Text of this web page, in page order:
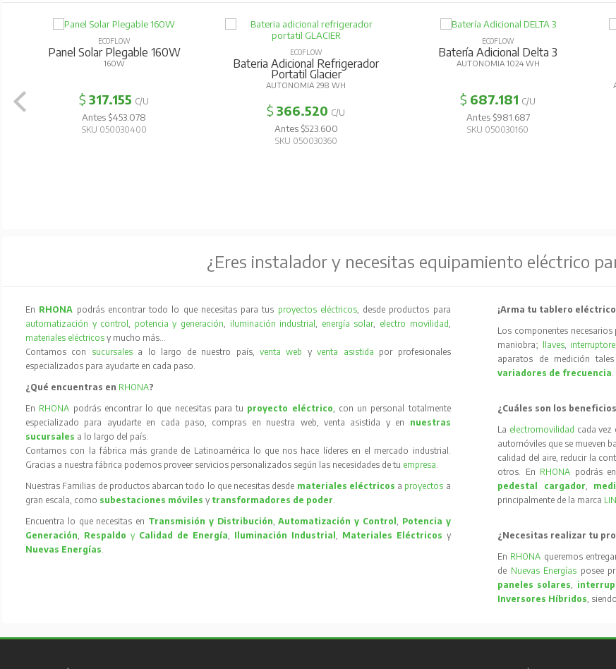
ECOFLOW
Panel Solar Plegable 160W
160W
$317.155 C/U
Antes $453.078
SKU 050030400
ECOFLOW
Bateria Adicional Refrigerador
Portatil Glacier
AUTONOMIA 298 WH
$366.520 C/U
Antes $523.600
SKU 050030360
ECOFLOW
Batería Adicional Delta 3
AUTONOMIA 1024 WH
$ 687.181 C/U
Antes $981.687
SKU 050030160
¿Eres instalador y necesitas equipamiento eléctrico
En RHONA podrás encontrar todo lo que necesitas para tus proyectos eléctricos, desde productos para
automatización y control, potencia y generación, iluminación industrial, energía solar, electro movilidad,
materiales eléctricos y mucho más…
Contamos con sucursales a lo largo de nuestro país, venta web yventa asistida por profesionales
especializados para ayudarte en cada paso.
¿Qué encuentras en RHONA?
En RHONA podrás encontrar lo que necesitas para tu proyecto eléctrico, con un personal totalmente
especializado para ayudarte en cada paso, compras en nuestra web, venta asistida y en nuestras
sucursales a lo largo del país.
Contamos con la fábrica más grande de Latinoamérica lo que nos hace líderes en el mercado industrial.
Gracias a nuestra fábrica podemos proveer servicios personalizados según las necesidades de tu empresa.
Nuestras Familias de productos abarcan todo lo que necesitas desde materiales eléctricos a proyectos a
gran escala, como subestaciones móvilesy transformadores de poder.
Encuentra lo que necesitas en Transmisión y Distribución,Automatización y Control, Potencia y
Generación, Respaldo y Calidad de Energía, Iluminación Industrial , Materiales Eléctricos y
Nuevas Energías.
¡Arma tu tablero
Los componentes
maniobra;
llaves,
aparatos de medición
variadores de frecuencia.
¿Cuáles son los
La electromovilidad cada vez
automóviles que se mueven
calidad del aire, reducir la
otros. En RHONA podrás
pedestal cargador,
principalmente de la marca
¿Necesitas realizar tu
En RHONA queremos
de Nuevas Energías posee
paneles solares,
Inversores Híbridos,